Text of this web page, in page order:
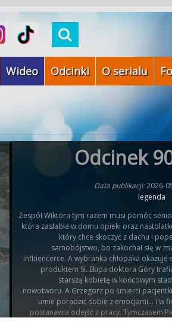
Wideo Odcinki O serialu
Odcinek
Data publikacji:2026-
legenda
Zespół Wiktora tym razem musi pomóc
która zasłabła w domu opieki oraz
który chce skoczyć z dachu i
samobójstwo, bo zakochał się w
influencerce. A wybranka chłopaka okazuje
produktem SI. Ekipa doktora Góry
starszą kobietę w końcowym
nowotworu. A Grzegorz po śmierci
umie poradzić sobie z emocjami… i w
postanawia odejść z pracy. Tymczasem